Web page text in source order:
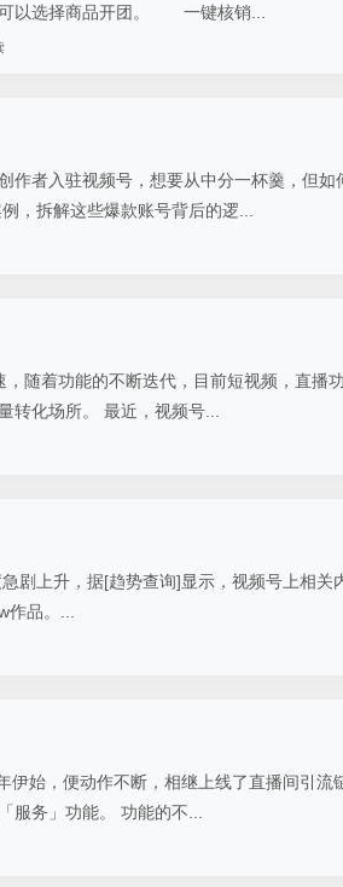
以选择商品开团。 一键核销...
作者入驻视频号，想要从中分一杯羹，但如
，拆解这些爆款账号背后的逻...
随着功能的不断迭代，目前短视频，直播
转化场所。 最近，视频号...
剧上升，据[趋势查询]显示，视频号上相关
品。...
伊始，便动作不断，相继上线了直播间引流
服务」功能。 功能的不...